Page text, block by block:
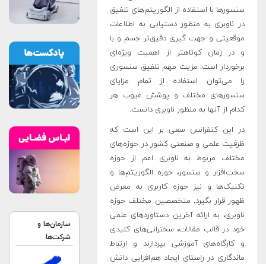
سنسورها با استفاده از الگوریتم­‌های تلفیق
در ناوبری به منظور دستیابی به اطلاعات
موقعیتی و جهت­ گیری دقیق­‌تر جسم و با
و در زمان کوتاه­تر از اهمیت ویژه­‌ای
برخوردار است. مزیت مهم تلفیق سنسوری
را می­‌توان استفاده از تمام مزایای
سنسورهای مختلف و پوشش عیوب هر
کدام از آنها به منظور ناوبری دانست.
در این کنفرانس سعی بر این است که
ظرفیت علمی و صنعتی کشور در حوزه­‌های
مختلف مربوط به ناوبری اعم از حوزه
سخت‌افزار و سنسور، حوزه الگوریتم­‌ها و
تکنیک­‌ها و نیز حوزه کاربری به معرض
ظهور قرار بگیرد. متخصصین مختلف حوزه
ناوبری، به ارائه آخرین دستاوردهای علمی
خود در قالب مقالات، سخنرانی­‌های کلیدی
و کارگاه­‌های آموزشی بپردازند و ارتباط
ماندگاری در راستای ایجاد هم‌افزایی دانش
سازمان‌ها و
شرکت‌ها